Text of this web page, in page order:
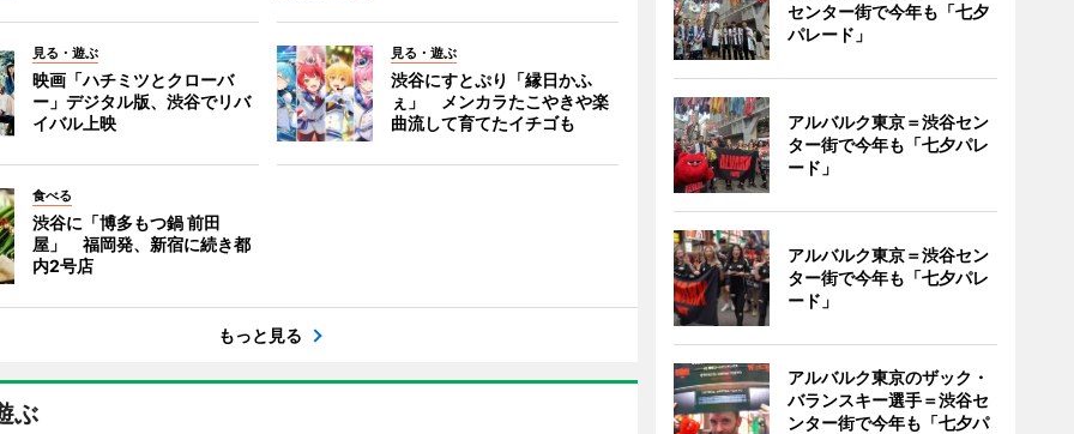
見る・遊ぶ
映画「ハチミツとクローバ
ー」デジタル版、渋谷でリバ
イバル上映
見る・遊ぶ
渋谷にすとぷり「縁日かふ
ぇ」 メンカラたこやきや楽
曲流して育てたイチゴも
食べる
渋谷に「博多もつ鍋 前田
屋」 福岡発、新宿に続き都
内2号店
もっと見る
ぶ
センター街で今年も「七夕
パレード」
アルバルク東京＝渋谷セン
ター街で今年も「七夕パレ
ード」
アルバルク東京＝渋谷セン
ター街で今年も「七夕パレ
ード」
アルバルク東京のザック・
バランスキー選手＝渋谷セ
ンター街で今年も「七夕パ